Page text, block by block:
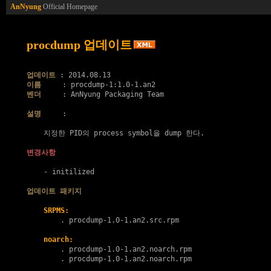
AnNyung Official Homepage
procdump 업데이트
업데이트
이름
벤더
     : AnNyung Packaging Team
설명
     :
    지정한 PID의 process symbol을 dump 한다.
변경사항
    - initilized
업데이트 패키지
SRPMS:
        .
procdump-1.0-1.an2.src.rpm
noarch:
        .
procdump-1.0-1.an2.noarch.rpm
        .
procdump-1.0-1.an2.noarch.rpm